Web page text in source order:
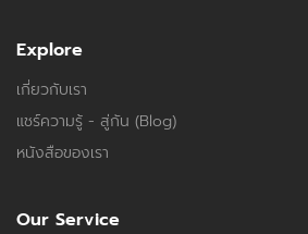
Explore
เกี่ยวกับเรา
แชร์ความรู้ - สู่กัน (Blog)
หนังสือของเรา
Our Service